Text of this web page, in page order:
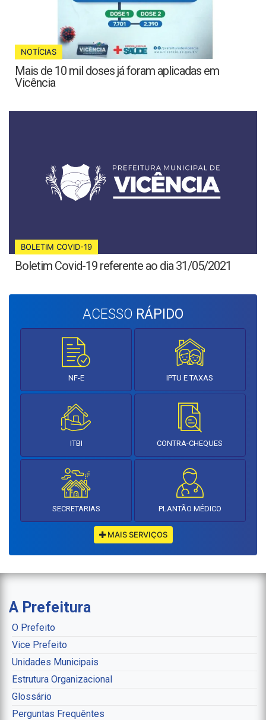
NOTÍCIAS
Mais de 10 mil doses já foram aplicadas em
Vicência
BOLETIM COVID-19
Boletim Covid-19 referente ao dia 31/05/2021
ACESSO RÁPIDO
NF-E IPTU E TAXAS
ITBI CONTRA-CHEQUES
SECRETARIAS PLANTÃO MÉDICO
MAIS SERVIÇOS
A Prefeitura
O Prefeito
Vice Prefeito
Unidades Municipais
Estrutura Organizacional
Glossário
Perguntas Frequêntes